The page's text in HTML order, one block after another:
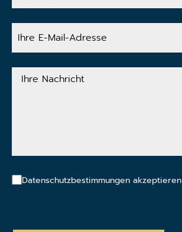
Ihre
E-
Adresse
Ihre
Nachricht
Datenschutzbestimmungen akzeptieren